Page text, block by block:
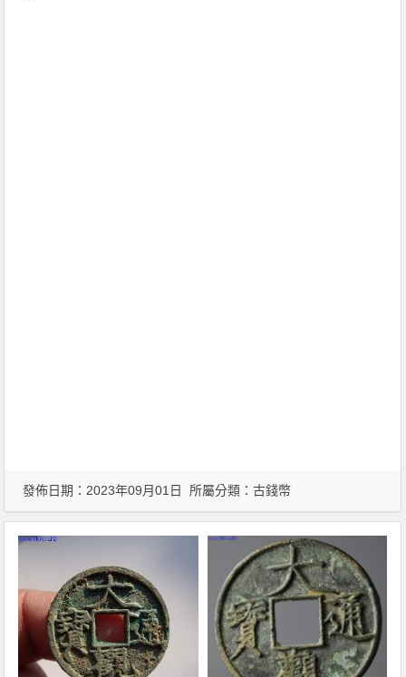
發佈日期：2023年09月01日 所屬分類：古錢幣